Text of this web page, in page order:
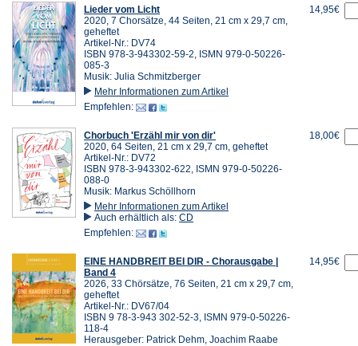
Lieder vom Licht
2020, 7 Chorsätze, 44 Seiten, 21 cm x 29,7 cm,
geheftet
Artikel-Nr.: DV74
ISBN 978-3-943302-59-2, ISMN 979-0-50226-
085-3
Musik: Julia Schmitzberger
Mehr Informationen zum Artikel
Empfehlen:
14,95€
Chorbuch 'Erzähl mir von dir'
2020, 64 Seiten, 21 cm x 29,7 cm, geheftet
Artikel-Nr.: DV72
ISBN 978-3-943302-622, ISMN 979-0-50226-
088-0
Musik: Markus Schöllhorn
Mehr Informationen zum Artikel
Auch erhältlich als: CD
Empfehlen:
18,00€
EINE HANDBREIT BEI DIR - Chorausgabe |
Band 4
2026, 33 Chörsätze, 76 Seiten, 21 cm x 29,7 cm,
geheftet
Artikel-Nr.: DV67/04
ISBN 9 78-3-943 302-52-3, ISMN 979-0-50226-
118-4
Herausgeber: Patrick Dehm, Joachim Raabe
14,95€